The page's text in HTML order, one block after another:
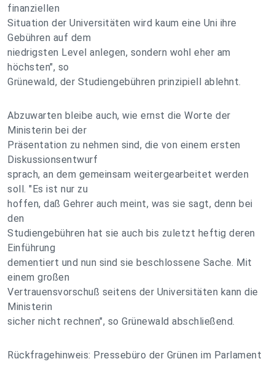
finanziellen
Situation der Universitäten wird kaum eine Uni ihre
Gebühren auf dem
niedrigsten Level anlegen, sondern wohl eher am
höchsten", so
Grünewald, der Studiengebühren prinzipiell ablehnt.
Abzuwarten bleibe auch, wie ernst die Worte der
Ministerin bei der
Präsentation zu nehmen sind, die von einem ersten
Diskussionsentwurf
sprach, an dem gemeinsam weitergearbeitet werden
soll. "Es ist nur zu
hoffen, daß Gehrer auch meint, was sie sagt, denn bei
den
Studiengebühren hat sie auch bis zuletzt heftig deren
Einführung
dementiert und nun sind sie beschlossene Sache. Mit
einem großen
Vertrauensvorschuß seitens der Universitäten kann die
Ministerin
sicher nicht rechnen", so Grünewald abschließend.
Rückfragehinweis: Pressebüro der Grünen im Parlament